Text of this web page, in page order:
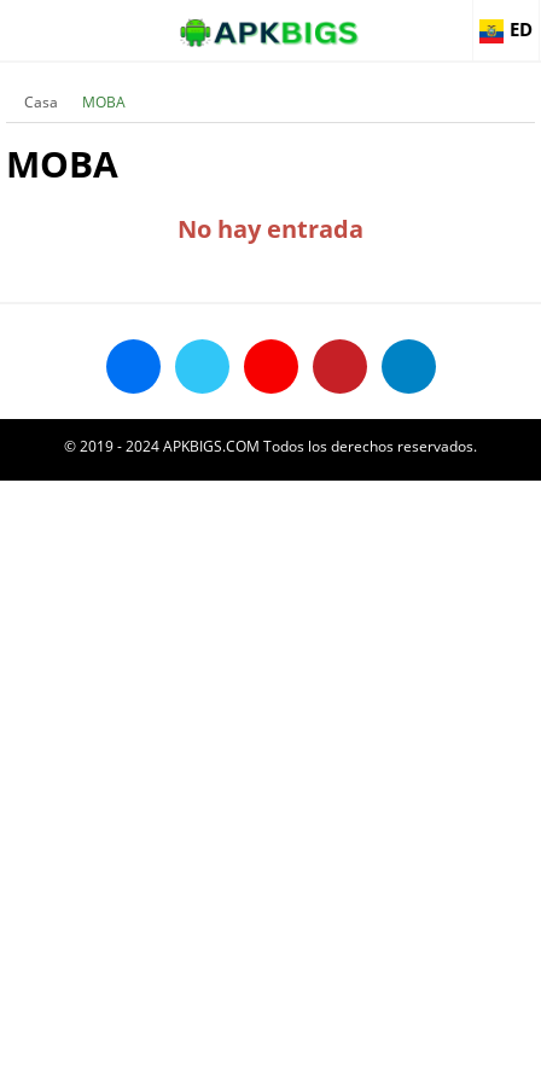
ED
Casa MOBA
MOBA
No hay entrada
© 2019 - 2024 APKBIGS.COM Todos los derechos reservados.